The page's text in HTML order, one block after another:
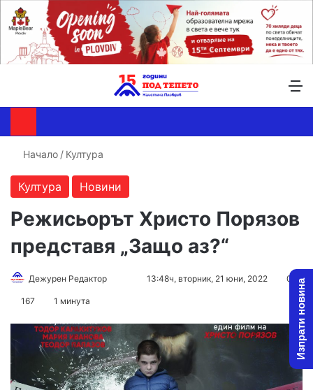
Начало / Култура
Култура Новини
Режисьорът Христо Порязов
представя „Защо аз?“
Дежурен Редактор
o
w
o
a
n
e
13:48ч, вторник, 21 юни, 2022 0
167 1 минута Изпрати новина